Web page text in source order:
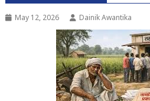
May 12, 2026 Dainik Awantika